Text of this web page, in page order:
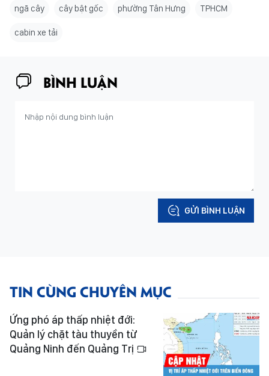
ngã cây cây bật gốc phường Tân Hưng TPHCM
cabin xe tải
BÌNH LUẬN
GỬI BÌNH LUẬN
TIN CÙNG CHUYÊN MỤC
Ứng phó áp thấp nhiệt đới:
Quản lý chặt tàu thuyền từ
Quảng Ninh đến Quảng Trị